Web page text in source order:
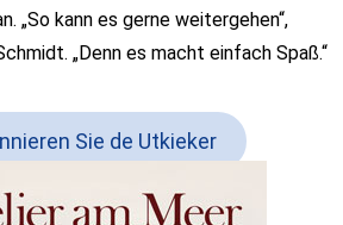
„So kann es gerne weitergehen“,
„Denn es macht einfach Spaß.“
Sie de Utkieker